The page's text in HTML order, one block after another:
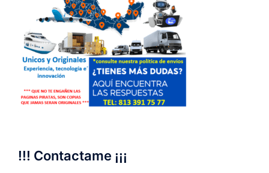
!!! Contactame ¡¡¡